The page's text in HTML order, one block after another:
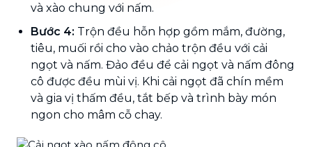
và xào chung với nấm.
Bước 4: Trộn đều hỗn hợp gồm mắm, đường,
tiêu, muối rồi cho vào chảo trộn đều với cải
ngọt và nấm. Đảo đều để cải ngọt và nấm đông
cô được đều mùi vị. Khi cải ngọt đã chín mềm
và gia vị thấm đều, tắt bếp và trình bày món
ngon cho mâm cỗ chay.